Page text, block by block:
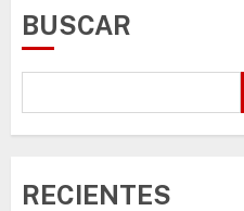
BUSCAR
RECIENTES